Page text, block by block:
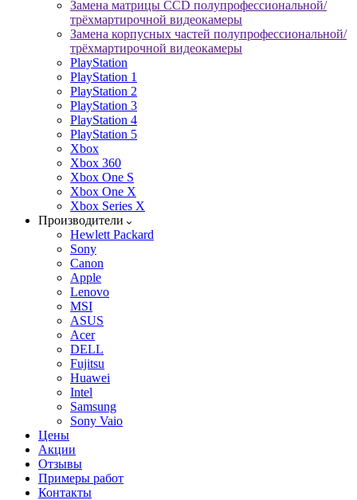
Замена матрицы CCD полупрофессиональной/
трёхмартирочной видеокамеры
Замена корпусных частей полупрофессиональной/
трёхмартирочной видеокамеры
PlayStation
PlayStation 1
PlayStation 2
PlayStation 3
PlayStation 4
PlayStation 5
Xbox
Xbox 360
Xbox One S
Xbox One X
Xbox Series X
Производители
Hewlett Packard
Sony
Canon
Apple
Lenovo
MSI
ASUS
Acer
DELL
Fujitsu
Huawei
Intel
Samsung
Sony Vaio
Цены
Акции
Отзывы
Примеры работ
Контакты